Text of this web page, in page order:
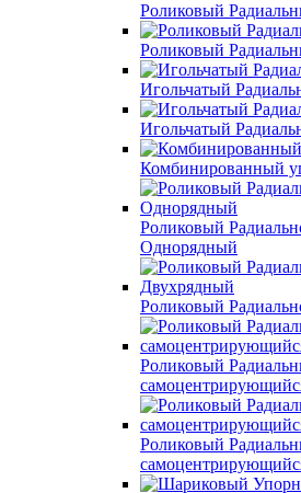
Роликовый
Роликовый
Игольчатый
Игольчатый
Комбинированный
Роликовый
Однорядный
Роликовый
Роликовый
Роликовый